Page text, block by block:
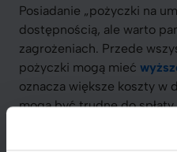
Posiadanie „pożyczki na
dostępnością, ale warto
zagrożeniach. Przede
pożyczki mogą mieć
oznacza większe koszty w
mogą być trudne do